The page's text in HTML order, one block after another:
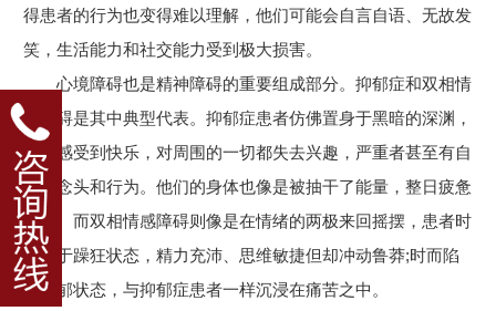
得患者的行为也变得难以理解，他们可能会自言自语、无故发
笑，生活能力和社交能力受到极大损害。
心境障碍也是精神障碍的重要组成部分。抑郁症和双相情
感障碍是其中典型代表。抑郁症患者仿佛置身于黑暗的深渊，
无法感受到快乐，对周围的一切都失去兴趣，严重者甚至有自
杀的念头和行为。他们的身体也像是被抽干了能量，整日疲惫
不堪。而双相情感障碍则像是在情绪的两极来回摇摆，患者时
而处于躁狂状态，精力充沛、思维敏捷但却冲动鲁莽;时而陷
入抑郁状态，与抑郁症患者一样沉浸在痛苦之中。